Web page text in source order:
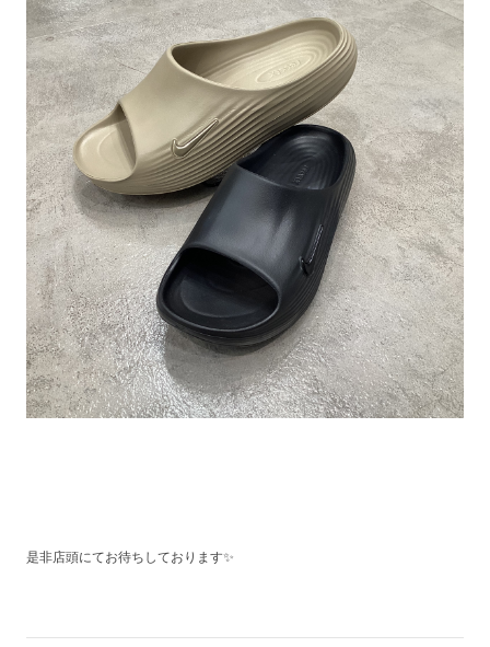
是非店頭にてお待ちしております✨